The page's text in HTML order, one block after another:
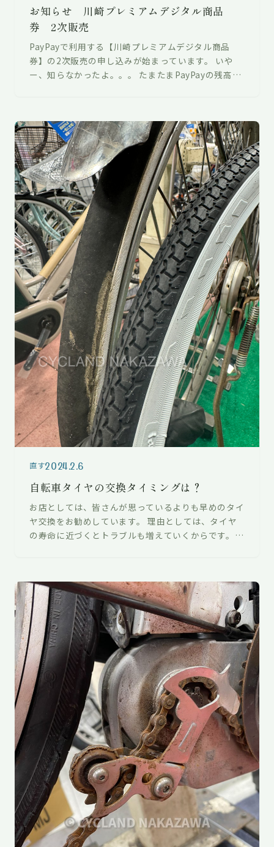
お知らせ 川崎プレミアムデジタル商品
券 2次販売
PayPayで利用する【川崎プレミアムデジタル商品
券】の2次販売の申し込みが始まっています。 いや
ー、知らなかったよ。。。 たまたまPayPayの残高を
直す2024.2.6
自転車タイヤの交換タイミングは？
お店としては、皆さんが思っているよりも早めのタイ
ヤ交換をお勧めしています。 理由としては、タイヤ
の寿命に近づくとトラブルも増えていくからです。